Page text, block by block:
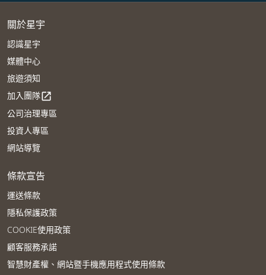
關於星宇
認識星宇
媒體中心
旅遊須知
加入團隊open_in_new
公司治理專區
投資人專區
網站導覽
條款宣告
運送條款
隱私保護政策
COOKIE使用政策
顧客服務承諾
智慧財產權、網站暨手機應用程式使用條款